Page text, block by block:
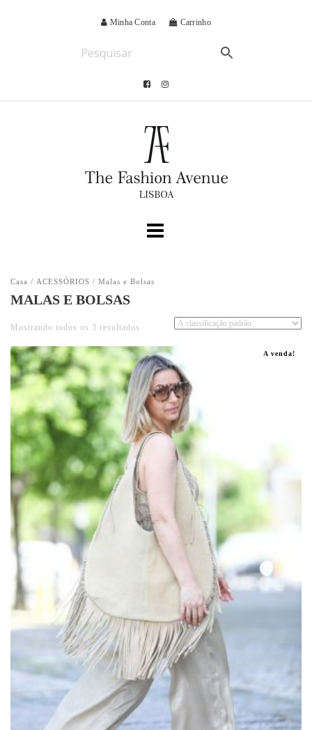
Minha Conta Carrinho
Casa / ACESSÓRIOS / Malas e Bolsas
MALAS E BOLSAS
Mostrando todos os 3 resultados
A venda!